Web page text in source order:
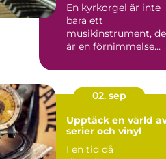
En kyrkorgel är inte
bara ett
musikinstrument,
är en förnimmelse
02. sep
Upptäck en värld
serier och vinyl
I en tid då